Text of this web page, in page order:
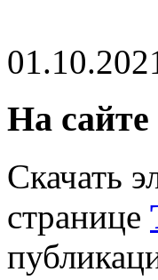
На
Скачать
странице